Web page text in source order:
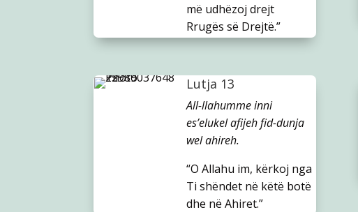
më udhëzoj drejt
Rrugës së Drejtë.”
Lutja 13
All-llahumme inni
es’elukel afijeh fid-dunja
wel ahireh.
“O Allahu im, kërkoj nga
Ti shëndet në këtë botë
dhe në Ahiret.”